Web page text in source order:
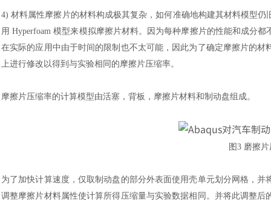
4)材料属性摩擦片的材料构成极其复杂，如何准确地构建其材料模型
用 Hyperfoam 模型来模拟摩擦片材料。因为每种摩擦片的性能和成分
在实际的应用中由于时间的限制也不太可能，因此为了确定摩擦片的
上进行修改以得到与实验相同的摩擦片压缩率。
摩擦片压缩率的计算模型由活塞，背板，摩擦片材料和制动盘组成。
图 3 磨擦
为了加快计算速度，仅取制动盘的部分外表面使用壳单元划分网格，
调整摩擦片材料属性使计算所得压缩量与实验数据相同。并将此调整